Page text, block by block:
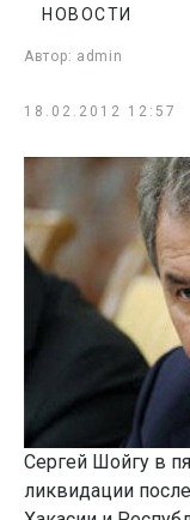
Автор: admin
НОВОСТИ
18.02.2012 12:57
Сергей Шойгу в
ликвидации